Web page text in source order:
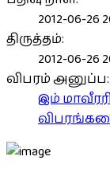
2012-06-26
திருத்தம்:
2012-06-26
விபரம் அனுப்ப:
இம்